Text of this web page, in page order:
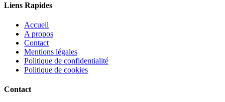
Liens Rapides
Accueil
A propos
Contact
Mentions légales
Politique de confidentialité
Politique de cookies
Contact